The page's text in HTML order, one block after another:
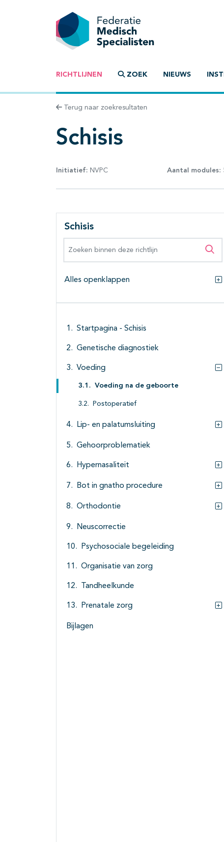
RICHTLIJNEN ZOEK NIEUWS
Terug naar zoekresultaten
Schisis
Initiatief: NVPC Aantal modules:
Schisis
Alles openklappen
Startpagina - Schisis
Genetische diagnostiek
Voeding
Voeding na de geboorte
Postoperatief
Lip- en palatumsluiting
Gehoorproblematiek
Hypernasaliteit
Bot in gnatho procedure
Orthodontie
Neuscorrectie
Psychosociale begeleiding
Organisatie van zorg
Tandheelkunde
Prenatale zorg
Bijlagen